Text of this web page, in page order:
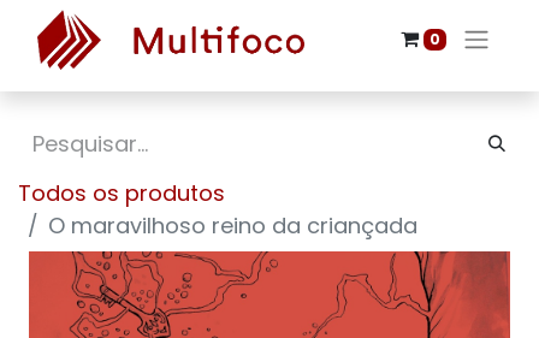
0
Todos os produtos
O maravilhoso reino da criançada